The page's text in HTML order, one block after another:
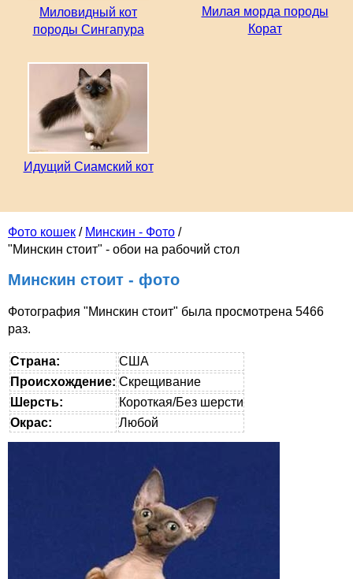
Фото кошек / Минскин - Фото /
"Минскин стоит" - обои на рабочий стол
Минскин стоит - фото
Фотография "Минскин стоит" была просмотрена 5466
раз.
Страна:
США
Происхождение: Скрещивание
Шерсть:
Короткая/Без шерсти
Окрас:
Любой
Миловидный кот
породы Сингапура
Милая морда породы
Корат
Идущий Сиамский кот